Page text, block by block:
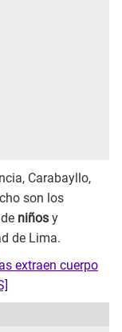
Carabayllo,
son los
niños y
de Lima.
extraen cuerpo